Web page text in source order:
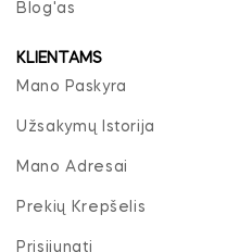
Blog'as
KLIENTAMS
Mano Paskyra
Užsakymų Istorija
Mano Adresai
Prekių Krepšelis
Prisijungti